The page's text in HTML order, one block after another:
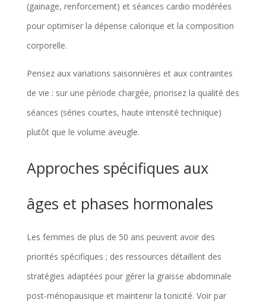
(gainage, renforcement) et séances cardio modérées
pour optimiser la dépense calorique et la composition
corporelle.
Pensez aux variations saisonnières et aux contraintes
de vie : sur une période chargée, priorisez la qualité des
séances (séries courtes, haute intensité technique)
plutôt que le volume aveugle.
Approches spécifiques aux
âges et phases hormonales
Les femmes de plus de 50 ans peuvent avoir des
priorités spécifiques ; des ressources détaillent des
stratégies adaptées pour gérer la graisse abdominale
post-ménopausique et maintenir la tonicité. Voir par